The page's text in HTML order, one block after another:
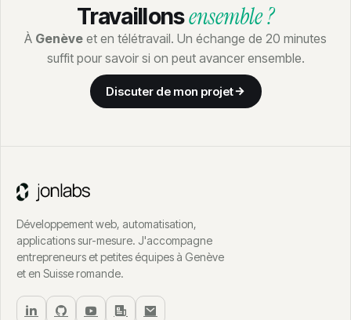
Travaillonsensemble ?
À Genève et en télétravail. Un échange de 20 minutes
suffit pour savoir si on peut avancer ensemble.
Discuter de mon projet
Développement web, automatisation,
applications sur-mesure. J'accompagne
entrepreneurs et petites équipes à Genève
et en Suisse romande.